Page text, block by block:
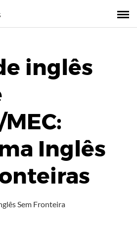
inglês
Inglês